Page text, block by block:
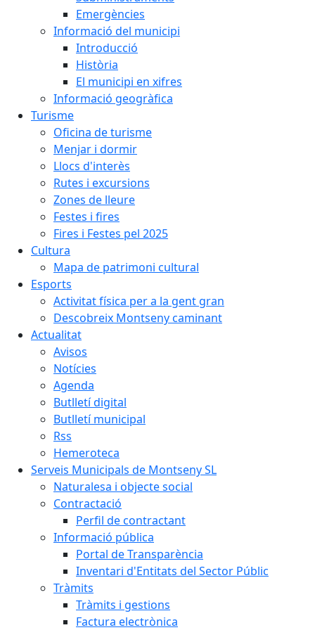
Emergències
Informació del municipi
Introducció
Història
El municipi en xifres
Informació geogràfica
Turisme
Oficina de turisme
Menjar i dormir
Llocs d'interès
Rutes i excursions
Zones de lleure
Festes i fires
Fires i Festes pel 2025
Cultura
Mapa de patrimoni cultural
Esports
Activitat física per a la gent gran
Descobreix Montseny caminant
Actualitat
Avisos
Notícies
Agenda
Butlletí digital
Butlletí municipal
Rss
Hemeroteca
Serveis Municipals de Montseny SL
Naturalesa i objecte social
Contractació
Perfil de contractant
Informació pública
Portal de Transparència
Inventari d'Entitats del Sector Públic
Tràmits
Tràmits i gestions
Factura electrònica